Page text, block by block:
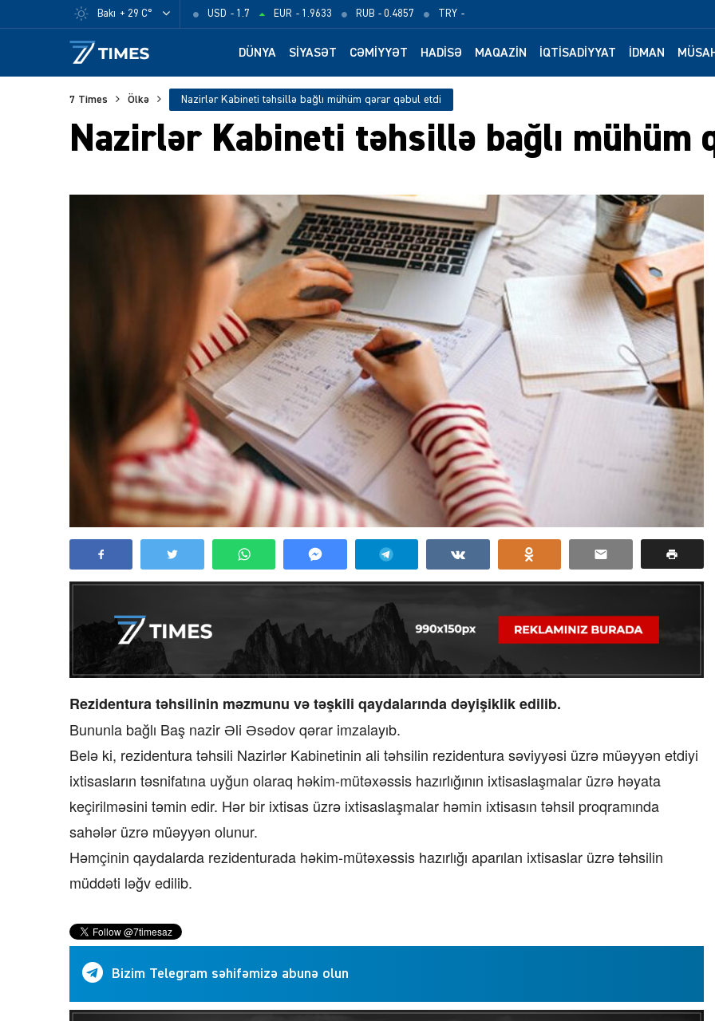
Bakı + 29 C° USD - 1.7 EUR - 1.9633 RUB - 0.4857 TRY -
DÜNYA SIYASƏT CƏMIYYƏT HADISƏ MAQAZIN İQTISADIYYAT İDMAN
7 Times Ölkə Nazirlər Kabineti təhsillə bağlı mühüm qərar qəbul etdi
Nazirlər Kabineti təhsillə bağlı mühüm
Rezidentura təhsilinin məzmunu və təşkili qaydalarında dəyişiklik edilib.
Bununla bağlı Baş nazir Əli Əsədov qərar imzalayıb.
Belə ki, rezidentura təhsili Nazirlər Kabinetinin ali təhsilin rezidentura səviyyəsi üzrə müəyyən etdiyi
ixtisasların təsnifatına uyğun olaraq həkim-mütəxəssis hazırlığının ixtisaslaşmalar üzrə həyata
keçirilməsini təmin edir. Hər bir ixtisas üzrə ixtisaslaşmalar həmin ixtisasın təhsil proqramında
sahələr üzrə müəyyən olunur.
Həmçinin qaydalarda rezidenturada həkim-mütəxəssis hazırlığı aparılan ixtisaslar üzrə təhsilin
müddəti ləğv edilib.
Bizim Telegram səhifəmizə abunə olun